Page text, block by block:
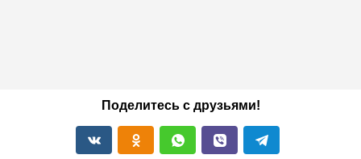
Поделитесь с друзьями!